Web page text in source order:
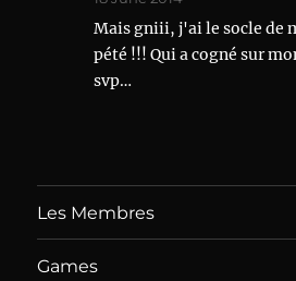
Mais gniii, j'ai le socle de
pété !!! Qui a cogné sur
svp…
Les Membres
Games